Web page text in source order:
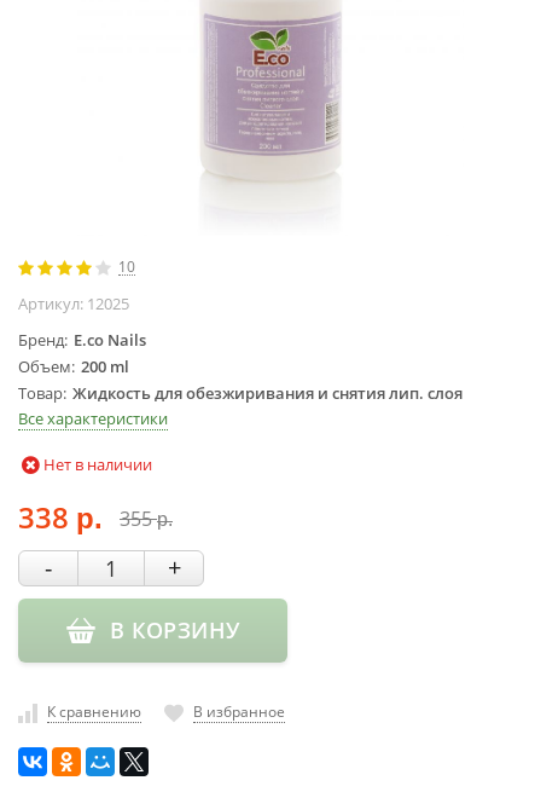
педикюра
Инструменты
Лампа-лупа
Лампы
Пылесосы
Стерилизаторы
УЗ-ванны
насадки
Хранение
инструмента
РАСПРОДАЖА
10
Артикул: 12025
Бренд E.co Nails
Объем 200 ml
Товар Жидкость для обезжиривания и снятия лип. слоя
Все характеристики
Нет в наличии
338 р. 355р.
- +
В КОРЗИНУ
К сравнению В избранное